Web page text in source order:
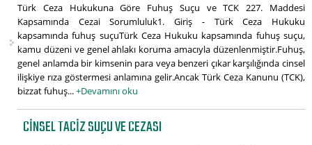
Türk Ceza Hukukuna Göre Fuhuş Suçu ve TCK 227. Maddesi
Kapsamında Cezai Sorumluluk1. Giriş - Türk Ceza Hukuku
kapsamında fuhuş suçuTürk Ceza Hukuku kapsamında fuhuş suçu,
kamu düzeni ve genel ahlakı koruma amacıyla düzenlenmiştir.Fuhuş,
genel anlamda bir kimsenin para veya benzeri çıkar karşılığında cinsel
ilişkiye rıza göstermesi anlamına gelir.Ancak Türk Ceza Kanunu (TCK),
bizzat fuhuş...+Devamını oku
CINSEL TACIZ SUÇU VE CEZASI